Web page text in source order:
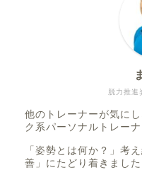
脱力推進
他のトレーナーが気に
ク系パーソナルトレーナ
「姿勢とは何か？」考
善」にたどり着きました